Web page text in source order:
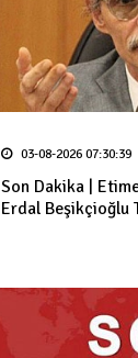
03-08-2026 07:30:39
Son Dakika |
Erdal Beşikçioğlu